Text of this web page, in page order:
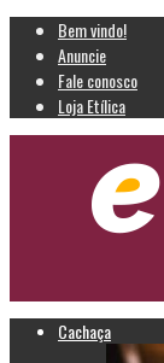
Bem vindo!
Anuncie
Fale conosco
Loja Etílica
Cachaça